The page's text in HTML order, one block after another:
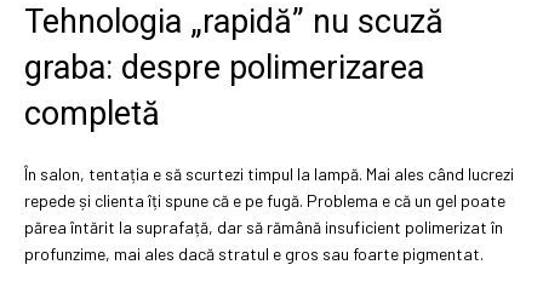
Tehnologia „rapidă” nu scuză
graba: despre polimerizarea
completă
În salon, tentația e să scurtezi timpul la lampă. Mai ales când lucrezi
repede și clienta îți spune că e pe fugă. Problema e că un gel poate
părea întărit la suprafață, dar să rămână insuficient polimerizat în
profunzime, mai ales dacă stratul e gros sau foarte pigmentat.